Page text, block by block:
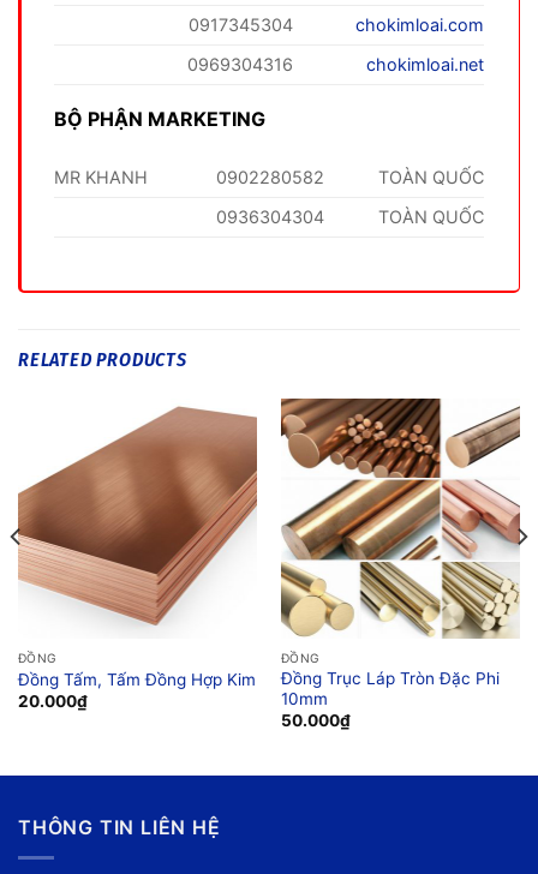
0917345304
chokimloai.com
0969304316
chokimloai.net
BỘ PHẬN MARKETING
MR KHANH 0902280582
TOÀN QUỐC
0936304304
TOÀN QUỐC
RELATED PRODUCTS
ĐỒNG
Đồng Tấm, Tấm Đồng Hợp Kim
20.000₫
ĐỒNG
Đồng Trục Láp Tròn Đặc Phi
10mm
50.000₫
THÔNG TIN LIÊN HỆ